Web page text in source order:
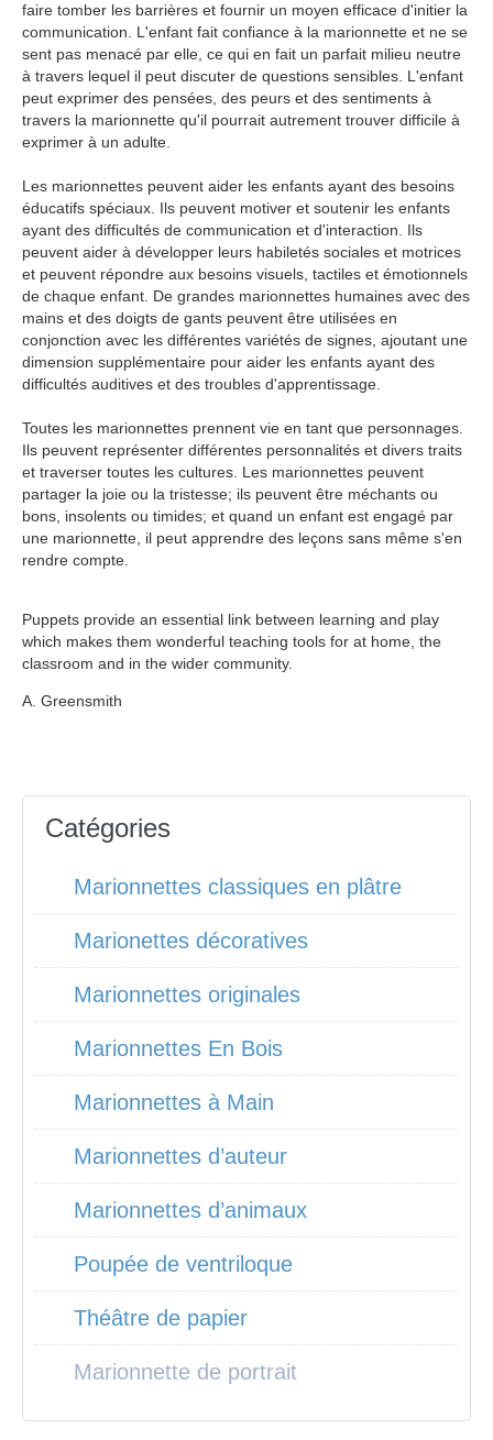
faire tomber les barrières et fournir un moyen efficace d'initier la
communication. L'enfant fait confiance à la marionnette et ne se
sent pas menacé par elle, ce qui en fait un parfait milieu neutre
à travers lequel il peut discuter de questions sensibles. L'enfant
peut exprimer des pensées, des peurs et des sentiments à
travers la marionnette qu'il pourrait autrement trouver difficile à
exprimer à un adulte.
Les marionnettes peuvent aider les enfants ayant des besoins
éducatifs spéciaux. Ils peuvent motiver et soutenir les enfants
ayant des difficultés de communication et d'interaction. Ils
peuvent aider à développer leurs habiletés sociales et motrices
et peuvent répondre aux besoins visuels, tactiles et émotionnels
de chaque enfant. De grandes marionnettes humaines avec des
mains et des doigts de gants peuvent être utilisées en
conjonction avec les différentes variétés de signes, ajoutant une
dimension supplémentaire pour aider les enfants ayant des
difficultés auditives et des troubles d'apprentissage.
Toutes les marionnettes prennent vie en tant que personnages.
Ils peuvent représenter différentes personnalités et divers traits
et traverser toutes les cultures. Les marionnettes peuvent
partager la joie ou la tristesse; ils peuvent être méchants ou
bons, insolents ou timides; et quand un enfant est engagé par
une marionnette, il peut apprendre des leçons sans même s'en
rendre compte.
Puppets provide an essential link between learning and play
which makes them wonderful teaching tools for at home, the
classroom and in the wider community.
A. Greensmith
Catégories
Marionnettes classiques en plâtre
Marionettes décoratives
Marionnettes originales
Marionnettes En Bois
Marionnettes à Main
Marionnettes d’auteur
Marionnettes d’animaux
Poupée de ventriloque
Théâtre de papier
Marionnette de portrait